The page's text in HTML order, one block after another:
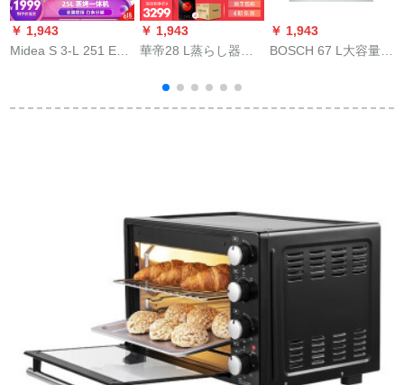
￥ 1,943
Midea S 3-L 251 E蒸
乾燥発酵多機能25 L
￥ 1,943
華帝28 L蒸らし器オ
気蒸らしオーブブ蒸
し焼き一体機ZKMB-
￥ 1,943
BOSCH 67 L大容量入
ーンHBA 23 B 120 W